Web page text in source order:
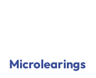
Microlearings